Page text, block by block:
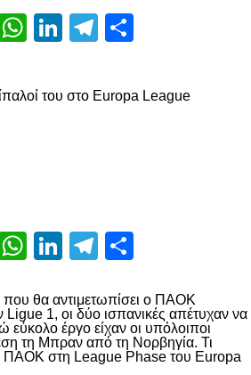
WhatsApp
LinkedIn
Telegram
του στο Europa League
WhatsApp
LinkedIn
Telegram
που θα αντιμετωπίσει ο ΠΑΟΚ
Ligue 1, οι δύο ισπανικές απέτυχαν να
εύκολο έργο είχαν οι υπόλοιποι
τη Μπραν από τη Νορβηγία. Τι
ΠΑΟΚ στη League Phase του Europa